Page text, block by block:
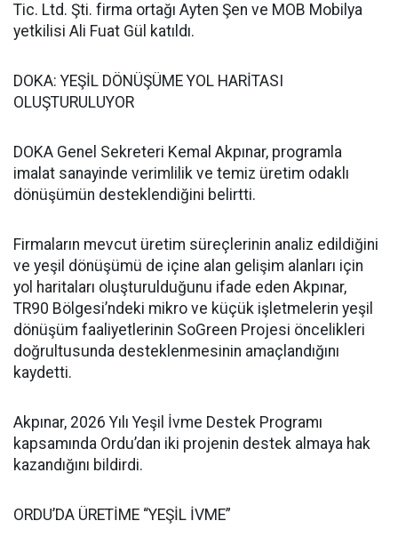
Tic. Ltd. Şti. firma ortağı Ayten Şen ve MOB Mobilya
yetkilisi Ali Fuat Gül katıldı.
DOKA: YEŞİL DÖNÜŞÜME YOL HARİTASI
OLUŞTURULUYOR
DOKA Genel Sekreteri Kemal Akpınar, programla
imalat sanayinde verimlilik ve temiz üretim odaklı
dönüşümün desteklendiğini belirtti.
Firmaların mevcut üretim süreçlerinin analiz edildiğini
ve yeşil dönüşümü de içine alan gelişim alanları için
yol haritaları oluşturulduğunu ifade eden Akpınar,
TR90 Bölgesi’ndeki mikro ve küçük işletmelerin yeşil
dönüşüm faaliyetlerinin SoGreen Projesi öncelikleri
doğrultusunda desteklenmesinin amaçlandığını
kaydetti.
Akpınar, 2026 Yılı Yeşil İvme Destek Programı
kapsamında Ordu’dan iki projenin destek almaya hak
kazandığını bildirdi.
ORDU’DA ÜRETİME “YEŞİL İVME”